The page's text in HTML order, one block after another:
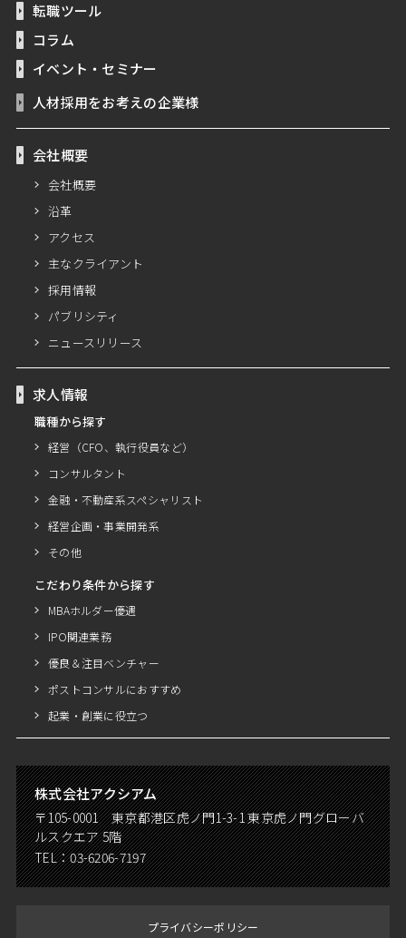
転職ツール
コラム
イベント・セミナー
人材採用をお考えの企業様
会社概要
会社概要
沿革
アクセス
主なクライアント
採用情報
パブリシティ
ニュースリリース
求人情報
職種から探す
経営（CFO、執行役員など）
コンサルタント
金融・不動産系スペシャリスト
経営企画・事業開発系
その他
こだわり条件から探す
MBAホルダー優遇
IPO関連業務
優良＆注目ベンチャー
ポストコンサルにおすすめ
起業・創業に役立つ
株式会社アクシアム
〒105-0001 東京都港区虎ノ門1-3-1 東京虎ノ門グローバ
ルスクエア 5階
TEL：03-6206-7197
プライバシーポリシー